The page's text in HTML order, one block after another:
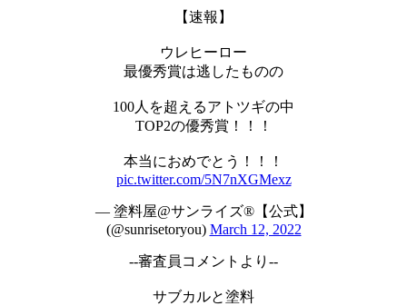
【速報】
ウレヒーロー
最優秀賞は逃したものの
100人を超えるアトツギの中
TOP2の優秀賞！！！
本当におめでとう！！！
pic.twitter.com/5N7nXGMexz
— 塗料屋@サンライズ®︎【公式】
(@sunrisetoryou) March 12, 2022
--審査員コメントより--
サブカルと塗料